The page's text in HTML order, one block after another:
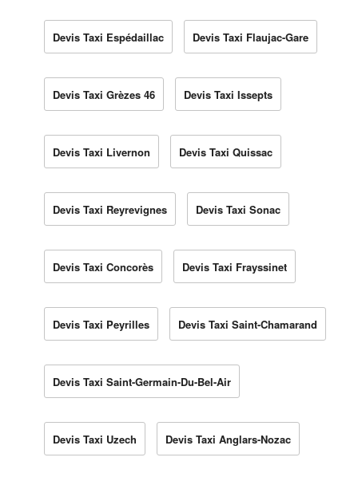
Devis Taxi Espédaillac Devis Taxi Flaujac-Gare
Devis Taxi Grèzes 46 Devis Taxi Issepts
Devis Taxi Livernon Devis Taxi Quissac
Devis Taxi Reyrevignes Devis Taxi Sonac
Devis Taxi Concorès Devis Taxi Frayssinet
Devis Taxi Peyrilles Devis Taxi Saint-Chamarand
Devis Taxi Saint-Germain-Du-Bel-Air
Devis Taxi Uzech Devis Taxi Anglars-Nozac